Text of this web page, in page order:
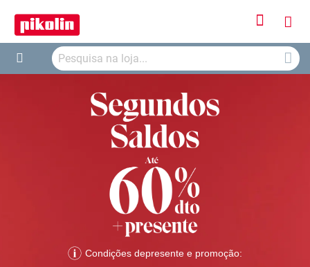
Iniciar
Meu
Search
Condições depresente e promoção: